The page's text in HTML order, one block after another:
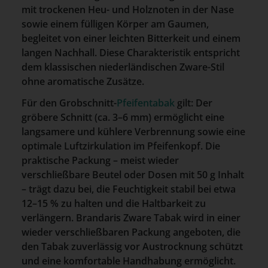
mit trockenen Heu- und Holznoten in der Nase
sowie einem fülligen Körper am Gaumen,
begleitet von einer leichten Bitterkeit und einem
langen Nachhall. Diese Charakteristik entspricht
dem klassischen niederländischen Zware-Stil
ohne aromatische Zusätze.
Für den Grobschnitt-Pfeifentabak gilt: Der
gröbere Schnitt (ca. 3–6 mm) ermöglicht eine
langsamere und kühlere Verbrennung sowie eine
optimale Luftzirkulation im Pfeifenkopf. Die
praktische Packung – meist wieder
verschließbare Beutel oder Dosen mit 50 g Inhalt
– trägt dazu bei, die Feuchtigkeit stabil bei etwa
12–15 % zu halten und die Haltbarkeit zu
verlängern. Brandaris Zware Tabak wird in einer
wieder verschließbaren Packung angeboten, die
den Tabak zuverlässig vor Austrocknung schützt
und eine komfortable Handhabung ermöglicht.